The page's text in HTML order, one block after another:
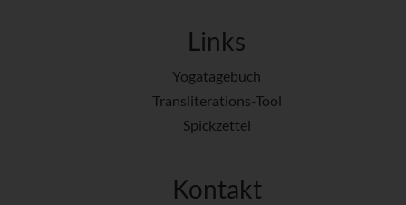
Links
Yogatagebuch
Transliterations-Tool
Spickzettel
Kontakt